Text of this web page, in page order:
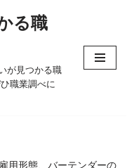
る職
が見つかる職
職業調べに
用形態、バーテンダーの